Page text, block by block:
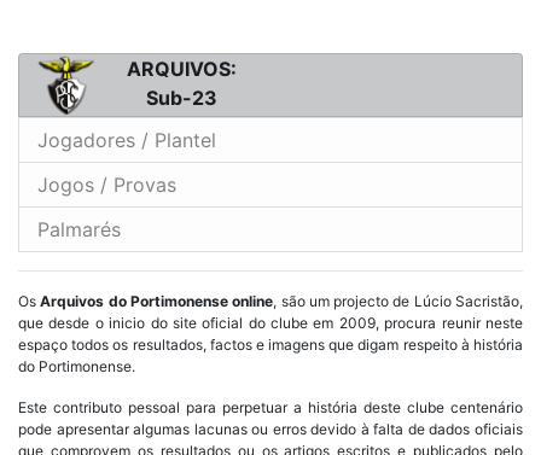
ARQUIVOS:
Sub-23
Jogadores / Plantel
Jogos / Provas
Palmarés
OsArquivos do Portimonense online, são um projecto de Lúcio Sacristão,
que desde o inicio do site oficial do clube em 2009, procura reunir neste
espaço todos os resultados, factos e imagens que digam respeito à história
do Portimonense.
Este contributo pessoal para perpetuar a história deste clube centenário
pode apresentar algumas lacunas ou erros devido à falta de dados oficiais
que comprovem os resultados ou os artigos escritos e publicados pelo